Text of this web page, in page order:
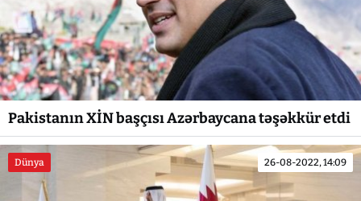
Pakistanın XİN başçısı Azərbaycana təşəkkür etdi
Dünya 26-08-2022, 14:09